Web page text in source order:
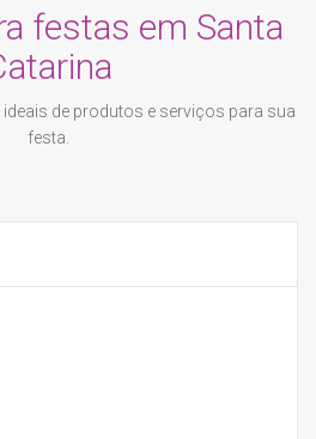
festas em Santa
de produtos e serviços para sua
festa.